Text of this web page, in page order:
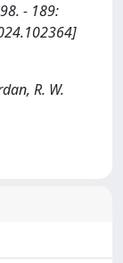
- 189:
R. W.